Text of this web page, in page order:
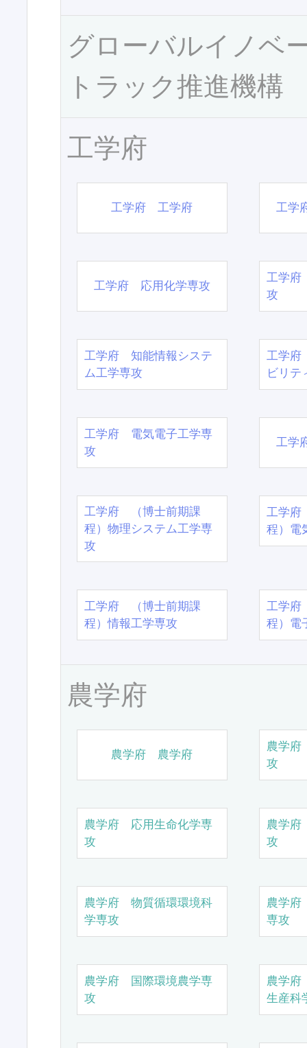
グローバルイノベ
トラック推進機構
工学府
工学府 工学府 工学
工学府 応用化学専攻
工学府
攻
工学府 知能情報システ
ム工学専攻
工学府
ビリテ
工学府 電気電子工学専
攻
工学
工学府 （博士前期課
程）物理システム工学専
攻
工学
程）電
工学府 （博士前期課
程）情報工学専攻
工学
程）電
農学府
農学府 農学府
農学
攻
農学府 応用生命化学専
攻
農学
攻
農学府 物質循環環境科
学専攻
農学
専攻
農学府 国際環境農学専
攻
農学
生産科